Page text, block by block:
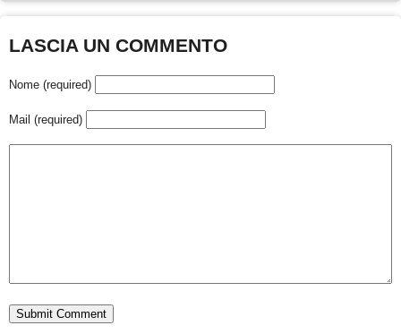
LASCIA UN COMMENTO
Nome (required)
Mail (required)